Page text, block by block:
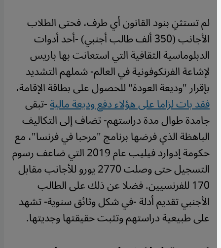
لم تستثنِ بنود القانون أي طرف، فحتى الطلاب
الأجانب (350 ألف طالب أجنبي) -أحد أدوات
الدبلوماسية الثقافية التي استعانت بها باريس
لإشاعة الفرنكوفونية في العالم- شملهم التشديد
بإقرار "وديعة العودة" للحصول على بطاقة الإقامة،
فقد بات لزاما على هؤلاء دفع وديعة مالية-تبقى
جامدة طوال مدة دراستهم- تضاف إلى التكاليف
الباهظة الذي فرضها برنامج "مرحبا في فرنسا"، مع
حكومة إدوارد فيليب عام 2019 التي ضاعف رسوم
التسجيل حتى وصلت 2770 يورو للأجانب مقابل
170 للفرنسيين. فضلا عن ذلك على الطالب
الأجنبي تقديم أدلة -في شكل وثائق سنوية- تشهد
على طبيعية دراستهم وتثبت حقيقتها وجديتها.